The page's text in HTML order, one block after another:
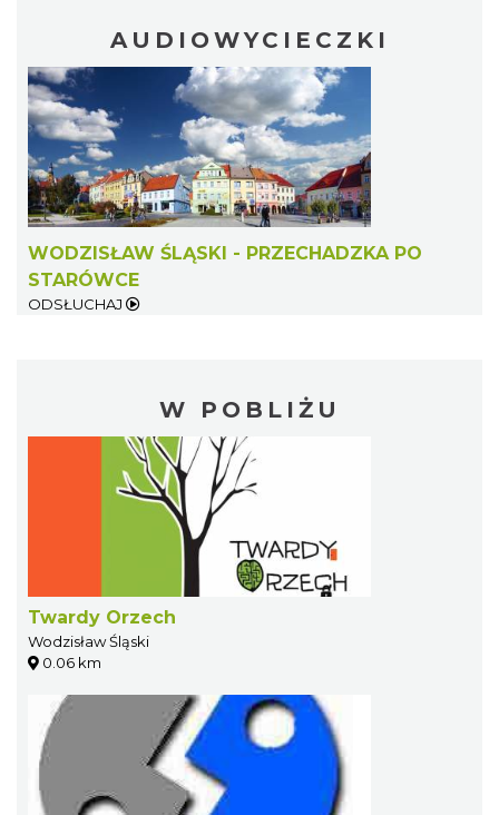
AUDIOWYCIECZKI
WODZISŁAW ŚLĄSKI - PRZECHADZKA PO
STARÓWCE
ODSŁUCHAJ
W POBLIŻU
Twardy Orzech
Wodzisław Śląski
0.06 km